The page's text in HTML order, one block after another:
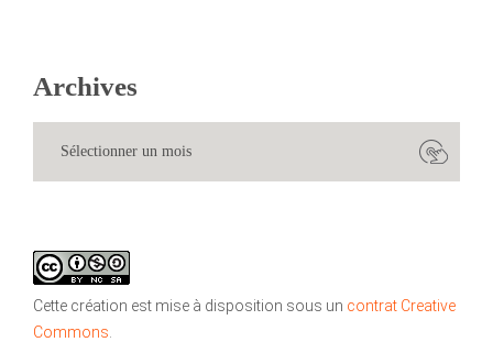
Archives
Cette création est mise à disposition sous un contrat Creative
Commons